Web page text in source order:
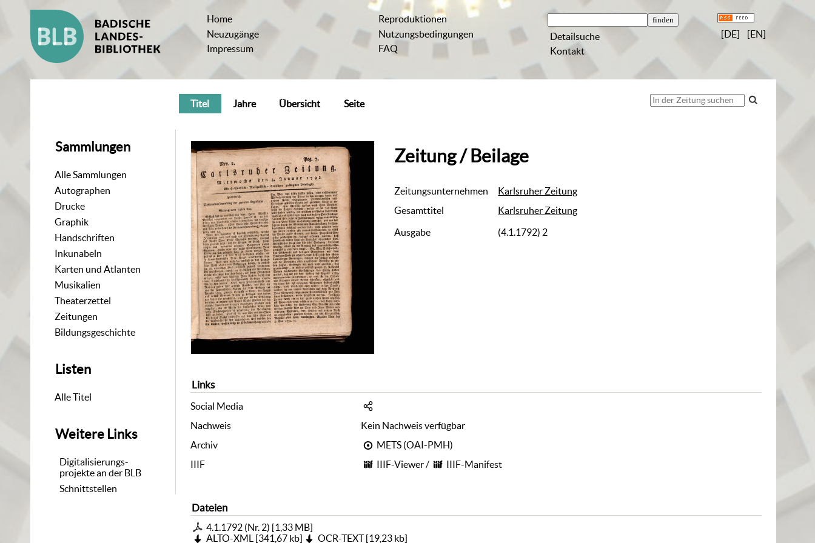
Home
Neuzugänge
Impressum
Reproduktionen
Nutzungsbedingungen
FAQ
Detailsuche
Kontakt
[DE] [EN]
Sammlungen
Alle Sammlungen
Autographen
Drucke
Graphik
Handschriften
Inkunabeln
Karten und Atlanten
Musikalien
Theaterzettel
Zeitungen
Bildungsgeschichte
Listen
Alle Titel
Weitere Links
Digitalisierungs-
projekte an der BLB
Schnittstellen
Titel Jahre Übersicht Seite
Zeitung / Beilage
Zeitungsunternehmen
Karlsruher Zeitung
Gesamttitel
Karlsruher Zeitung
Ausgabe
(4.1.1792) 2
Links
Social Media
Nachweis
Kein Nachweis verfügbar
Archiv
METS (OAI-PMH)
IIIF
IIIF-Viewer/ IIIF-Manifest
Dateien
4.1.1792 (Nr. 2) [1,33 MB]
ALTO-XML
[341,67 kb] OCR-TEXT[19,23 kb]